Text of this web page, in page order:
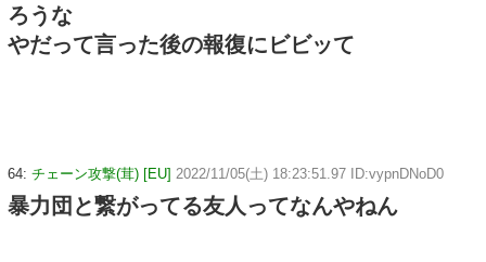
ろうな
やだって言った後の報復にビビッて
64: チェーン攻撃(茸) [EU] 2022/11/05(土) 18:23:51.97 ID:vypnDNoD0
暴力団と繋がってる友人ってなんやねん